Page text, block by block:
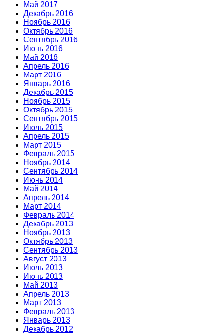
Май 2017
Декабрь 2016
Ноябрь 2016
Октябрь 2016
Сентябрь 2016
Июнь 2016
Май 2016
Апрель 2016
Март 2016
Январь 2016
Декабрь 2015
Ноябрь 2015
Октябрь 2015
Сентябрь 2015
Июль 2015
Апрель 2015
Март 2015
Февраль 2015
Ноябрь 2014
Сентябрь 2014
Июнь 2014
Май 2014
Апрель 2014
Март 2014
Февраль 2014
Декабрь 2013
Ноябрь 2013
Октябрь 2013
Сентябрь 2013
Август 2013
Июль 2013
Июнь 2013
Май 2013
Апрель 2013
Март 2013
Февраль 2013
Январь 2013
Декабрь 2012